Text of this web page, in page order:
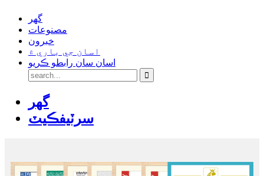
گهر
مصنوعات
خبرون
اسان جي باري ۾
اسان سان رابطو ڪريو
گهر
سرٽيفڪيٽ